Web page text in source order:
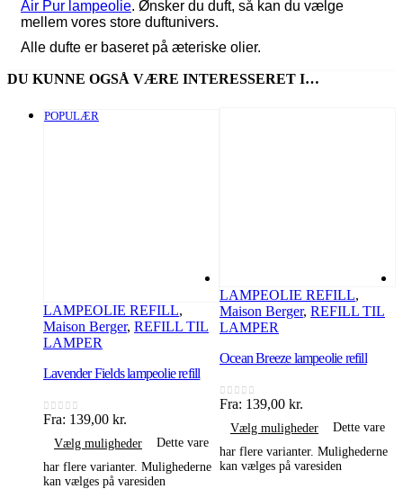
Air Pur lampeolie. Ønsker du duft, så kan du vælge
mellem vores store duftunivers.
Alle dufte er baseret på æteriske olier.
DU KUNNE OGSÅ VÆRE INTERESSERET I…
POPULÆR
LAMPEOLIE REFILL,
Maison Berger, REFILL TIL
LAMPER
Lavender Fields lampeolie refill
0ud af 5
Fra: 139,00 kr.
Vælg muligheder
Dette vare
har flere varianter. Mulighederne
kan vælges på varesiden
LAMPEOLIE REFILL,
Maison Berger, REFILL TIL
LAMPER
Ocean Breeze lampeolie refill
0ud af 5
Fra: 139,00 kr.
Vælg muligheder
Dette vare
har flere varianter. Mulighederne
kan vælges på varesiden